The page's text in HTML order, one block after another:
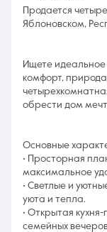
Продается
Яблоновском,
Ищете идеальное
комфорт,
обрести дом
Основные
• Просторная
максимальное
• Светлые и
уюта и тепла.
• Открытая
семейных